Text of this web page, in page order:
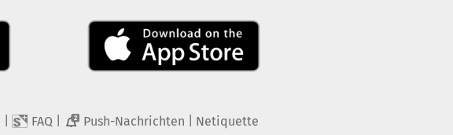
FAQ 2 Push-Nachrichten Netiquette